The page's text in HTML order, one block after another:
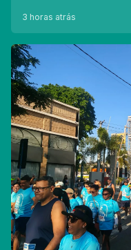
3 horas atrás